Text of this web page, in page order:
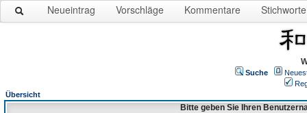
Neueintrag Vorschläge Kommentare Stichworte
Suche
Übersicht
Bitte geben Sie Ihren